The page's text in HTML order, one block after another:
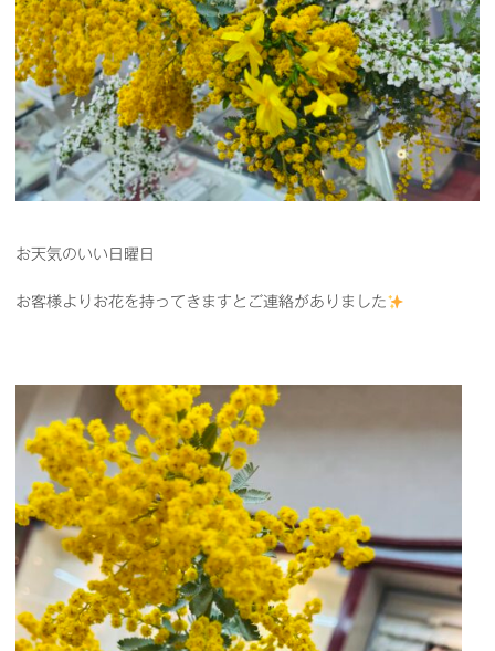
お天気のいい日曜日
お客様よりお花を持ってきますとご連絡がありました